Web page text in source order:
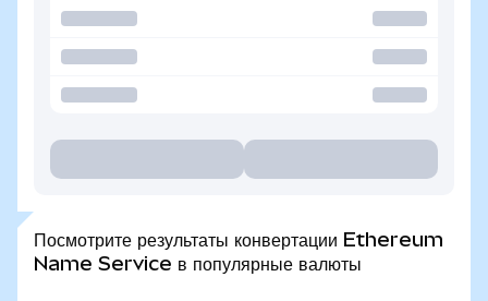
Посмотрите результаты конвертации Ethereum
Name Service в популярные валюты